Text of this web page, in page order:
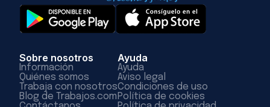
Sobre nosotros
Información
Quiénes somos
Trabaja con nosotros
Blog de Trabajos.com
Ayuda
Ayuda
Aviso legal
Condiciones de uso
Política de cookies